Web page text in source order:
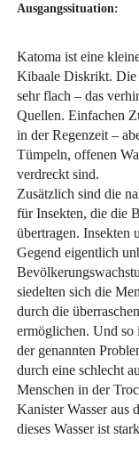
Ausgangssituation:
Katoma ist eine
Kibaale Diskrikt. Die
sehr flach – das
Quellen. Einfachen
in der Regenzeit –
Tümpeln, offenen
verdreckt sind.
Zusätzlich sind die
für Insekten, die die
übertragen. Insekten
Gegend eigentlich
siedelten sich die
durch die
ermöglichen. Und so
der genannten
durch eine schlecht
Menschen in der
Kanister Wasser aus
dieses Wasser ist